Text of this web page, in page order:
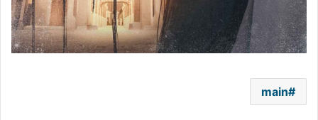
main